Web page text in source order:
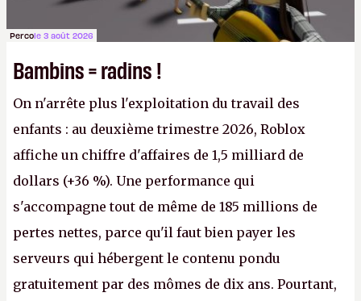
Percole 3 août 2026
Bambins = radins !
On n'arrête plus l'exploitation du travail des
enfants : au deuxième trimestre 2026, Roblox
affiche un chiffre d'affaires de 1,5 milliard de
dollars (+36 %). Une performance qui
s'accompagne tout de même de 185 millions de
pertes nettes, parce qu'il faut bien payer les
serveurs qui hébergent le contenu pondu
gratuitement par des mômes de dix ans. Pourtant,